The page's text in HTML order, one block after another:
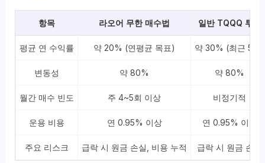
항목 라오어 무한 매수법 일반 TQQQ 투자
평균 연 수익률 약 20% (연평균 목표) 약 30% (최근 5년)
변동성 약 80% 약 80%
월간 매수 빈도 주 4~5회 이상 비정기적
운용 비용 연 0.95% 이상 연 0.95% 이상
주요 리스크 급락 시 원금 손실, 비용 누적 급락 시 원금 손실